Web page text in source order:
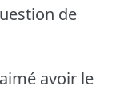
de
avoir le